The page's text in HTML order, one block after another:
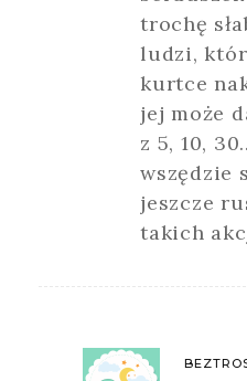
trochę
ludzi,
kurtce
jej może
z 5, 10,
wszędzie
jeszcze
takich